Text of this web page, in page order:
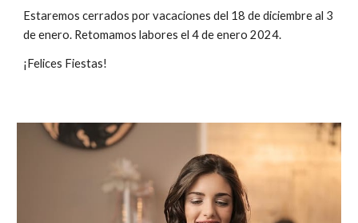
Estaremos cerrados por vacaciones del 18 de diciembre al 3
de enero. Retomamos labores el 4 de enero 2024.
¡Felices Fiestas!